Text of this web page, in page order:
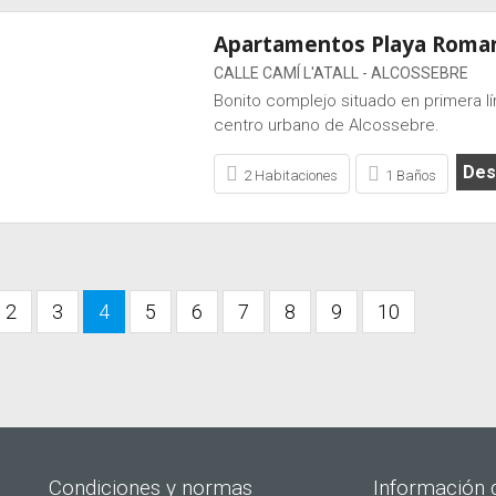
Apartamentos Playa
CALLE CAMÍ L'ATALL - ALCOSSEBRE
Bonito complejo situado en primera
centro urbano de Alcossebre.
2 Habitaciones 1 Baños
2 3 4 5 6 7 8 9 10
Condiciones y normas Información